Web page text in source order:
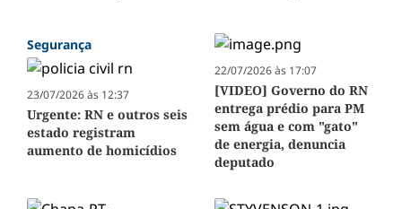
Segurança
23/07/2026 às 12:37
Urgente: RN e outros seis
estado registram
aumento de homicídios
22/07/2026 às 17:07
[VIDEO] Governo do RN
entrega prédio para PM
sem água e com "gato"
de energia, denuncia
deputado